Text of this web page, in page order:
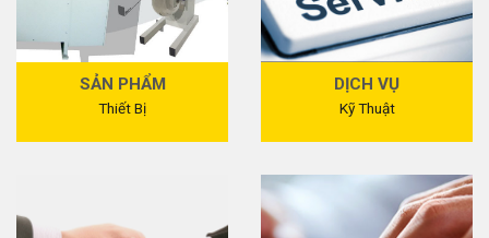
SẢN PHẨM
Thiết Bị
DỊCH VỤ
Kỹ Thuật